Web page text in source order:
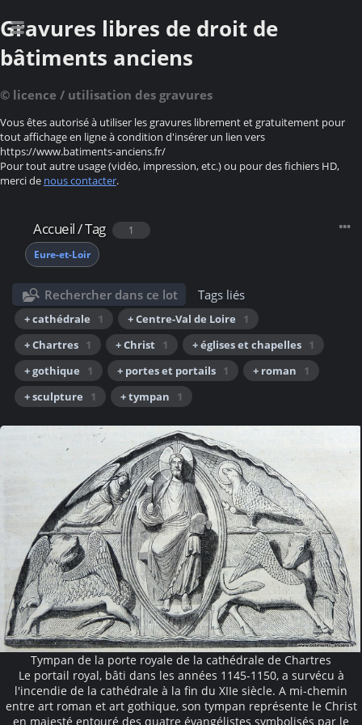
Gravures libres de droit de
bâtiments anciens
© licence / utilisation des gravures
Vous êtes autorisé à utiliser les gravures librement et gratuitement pour
tout affichage en ligne à condition d'insérer un lien vers
https://www.batiments-anciens.fr/
Pour tout autre usage (vidéo, impression, etc.) ou pour des fichiers HD,
merci de nous contacter.
Accueil/Tag
1
Eure-et-Loir
Rechercher dans ce lot Tags liés
+ cathédrale 1 + Centre-Val de Loire
1
+ Chartres 1 + Christ 1 + églises et chapelles 1
+ gothique
1 + portes et portails 1 + roman
1
+ sculpture
1 + tympan 1
Tympan de la porte royale de la cathédrale de Chartres
Le portail royal, bâti dans les années 1145-1150, a survécu à
l'incendie de la cathédrale à la fin du XIIe siècle. A mi-chemin
entre art roman et art gothique, son tympan représente le Christ
en majesté entouré des quatre évangélistes symbolisés par le